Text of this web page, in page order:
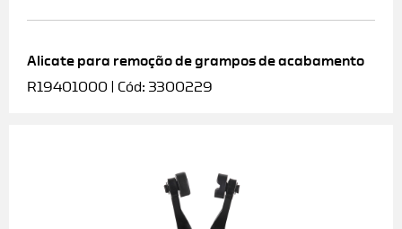
Alicate para remoção de grampos de acabamento
R19401000 | Cód: 3300229